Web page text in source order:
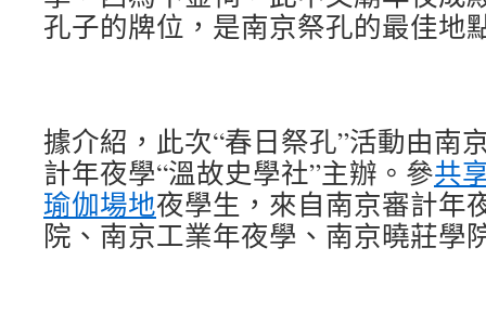
孔子的牌位，是南京祭孔的最佳地
據介紹，此次“春日祭孔”活動由南
計年夜學“溫故史學社”主辦。參共
瑜伽場地夜學生，來自南京審計年
院、南京工業年夜學、南京曉莊學